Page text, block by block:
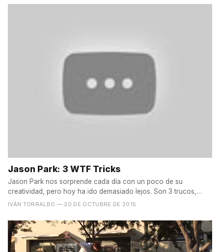
Jason Park: 3 WTF Tricks
Jason Park nos sorprende cada día con un poco de su
creatividad, pero hoy ha ido demasiado lejos. Son 3 trucos,
pero a...
IVÁN TORRALBO — 20 DE OCTUBRE DE 2015